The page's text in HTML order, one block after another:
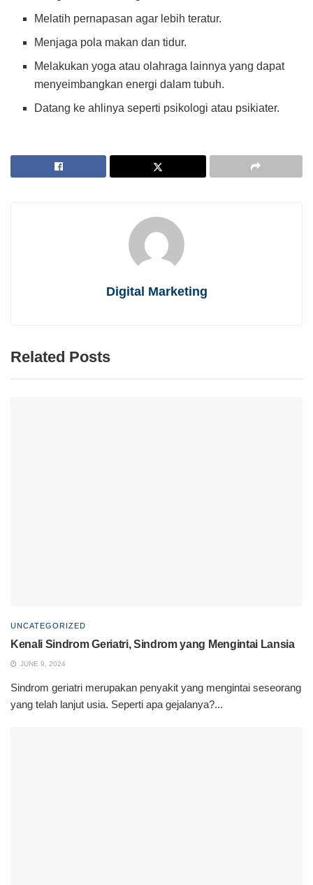
Melatih pernapasan agar lebih teratur.
Menjaga pola makan dan tidur.
Melakukan yoga atau olahraga lainnya yang dapat
menyeimbangkan energi dalam tubuh.
Datang ke ahlinya seperti psikologi atau psikiater.
Digital Marketing
Related Posts
UNCATEGORIZED
Kenali Sindrom Geriatri, Sindrom yang Mengintai Lansia
JUNE 9, 2024
Sindrom geriatri merupakan penyakit yang mengintai seseorang
yang telah lanjut usia. Seperti apa gejalanya?...